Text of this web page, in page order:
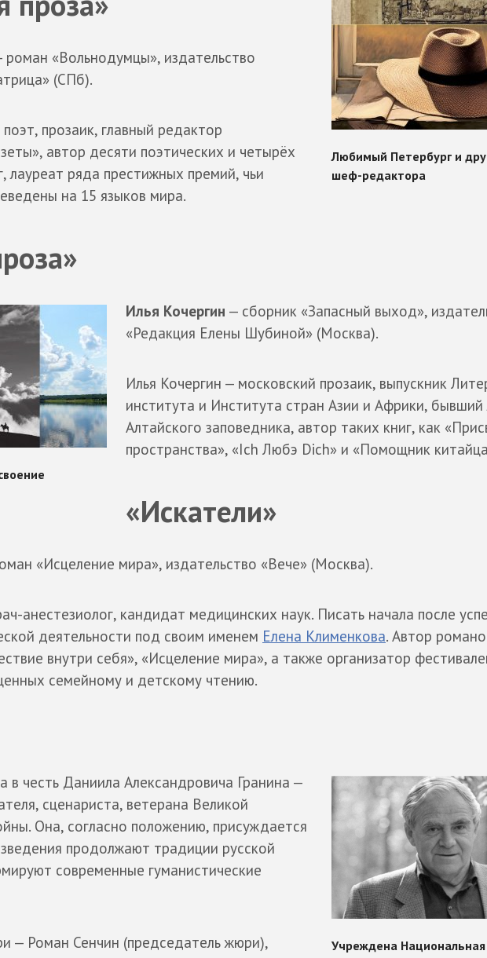
роман «Вольнодумцы», издательство
(СПб).
прозаик, главный редактор
автор десяти поэтических и четырёх
лауреат ряда престижных премий, чьи
на 15 языков мира.
Илья Кочергин — сборник «Запасный выход»,
«Редакция Елены Шубиной» (Москва).
Илья Кочергин — московский прозаик, выпускник
института и Института стран Азии и Африки, бывший
Алтайского заповедника, автор таких книг, как
пространства», «Ich Любэ Dich» и «Помощник
«Искатели»
«Исцеление мира», издательство «Вече» (Москва).
анестезиолог, кандидат медицинских наук. Писать начала после
деятельности под своим именем Елена Клименкова. Автор
внутри себя», «Исцеление мира», а также организатор
семейному и детскому чтению.
в честь Даниила Александровича Гранина —
сценариста, ветерана Великой
Она, согласно положению, присуждается
продолжают традиции русской
современные гуманистические
— Роман Сенчин (председатель жюри),